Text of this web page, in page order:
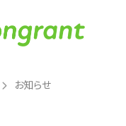
お知らせ